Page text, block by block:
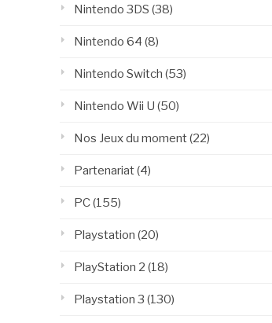
Nintendo 3DS (38)
Nintendo 64 (8)
Nintendo Switch (53)
Nintendo Wii U (50)
Nos Jeux du moment(22)
Partenariat(4)
PC(155)
Playstation (20)
PlayStation 2 (18)
Playstation 3 (130)